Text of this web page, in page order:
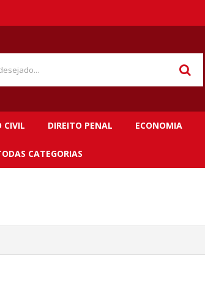
CIVIL DIREITO PENAL ECONOMIA
CATEGORIAS